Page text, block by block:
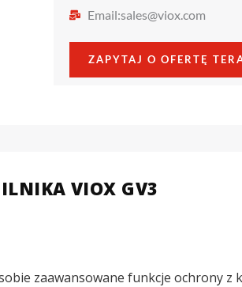
Email:sales@viox.com
ZAPYTAJ O OFERTĘ
VIOX GV3
sobie zaawansowane funkcje